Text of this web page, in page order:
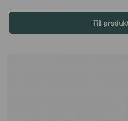
mjuka former De rundade hörnen
ger ett mjukt och inbjudande uttryck
miljöer. Designen känns stilren
Till